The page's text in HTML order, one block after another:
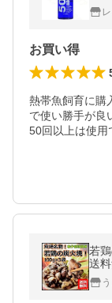
お買い得
熱帯魚飼育に購
で使い勝手が良
50回以上は使用
若
送
旨
便]